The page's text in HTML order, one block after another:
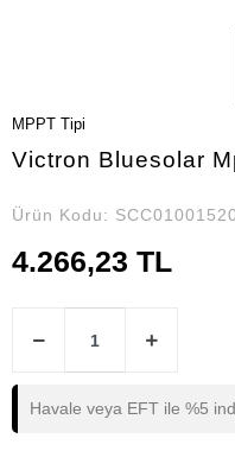
MPPT Tipi
Victron Bluesolar
Ürün Kodu:
4.266,23 TL
Havale veya EFT ile %5